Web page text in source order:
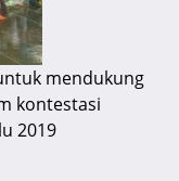
mendukung
kontestasi
2019